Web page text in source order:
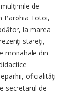
de
Parohia Totoi,
la marea
stareţi,
monahale din
oficialităţi
secretarul de